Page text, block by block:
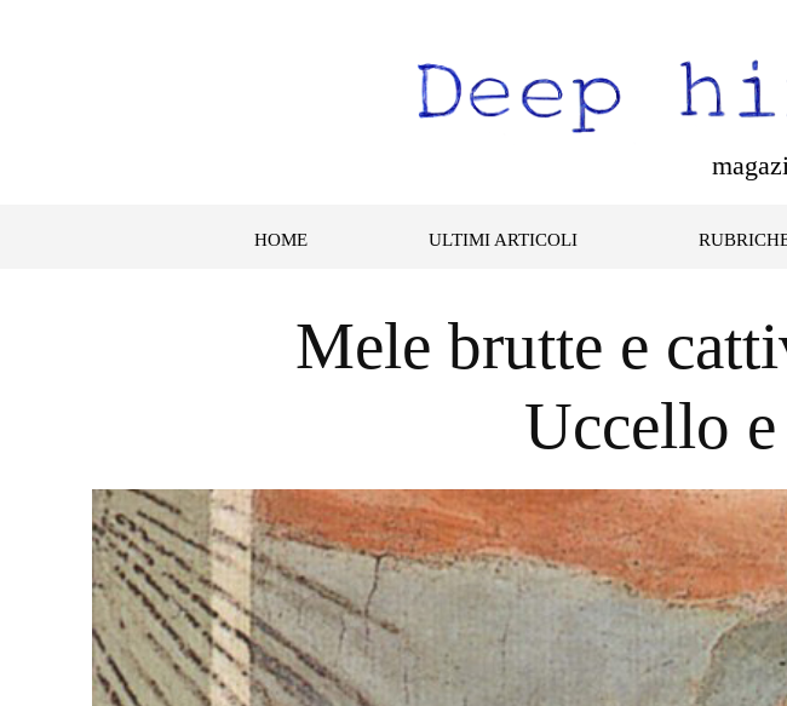
HOME ULTIMI ARTICOLI
Mele brutte e
Uccello